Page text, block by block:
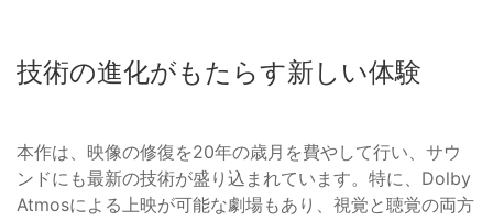
技術の進化がもたらす新しい体験
本作は、映像の修復を20年の歳月を費やして行い、サウ
ンドにも最新の技術が盛り込まれています。特に、Dolby
Atmosによる上映が可能な劇場もあり、視覚と聴覚の両方